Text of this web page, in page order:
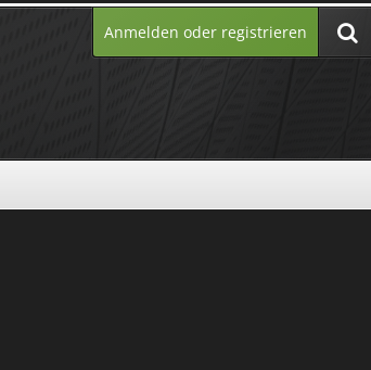
Anmelden oder registrieren